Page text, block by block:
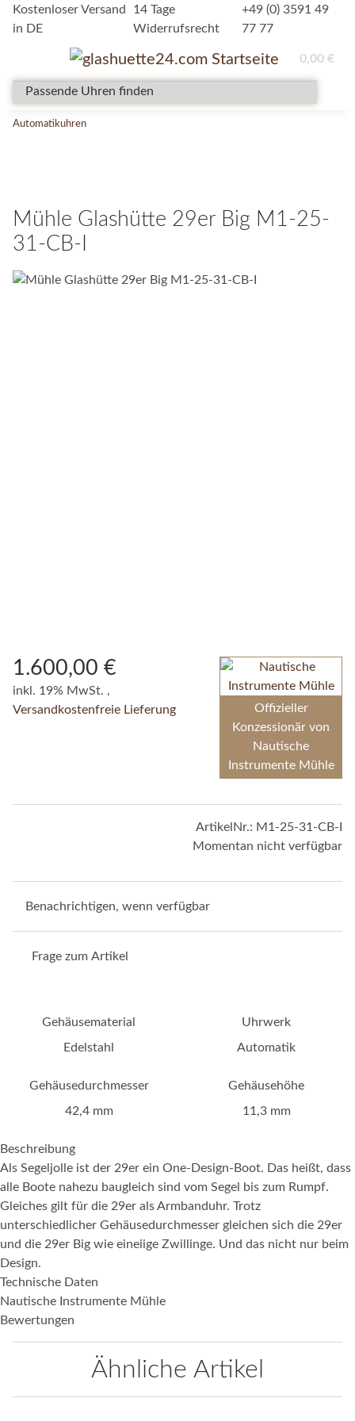
Kostenloser Versand
in DE
14 Tage
Widerrufsrecht
+49 (0) 3591 49
77 77
0,00 €
Automatikuhren
Mühle Glashütte 29er Big M1-25-
31-CB-I
1.600,00 €
inkl. 19% MwSt. ,
Versandkostenfreie Lieferung
Offizieller
Konzessionär von
Nautische
Instrumente Mühle
ArtikelNr.: M1-25-31-CB-I
Momentan nicht verfügbar
Benachrichtigen, wenn verfügbar
Frage zum Artikel
Gehäusematerial
Edelstahl
Uhrwerk
Automatik
Gehäusedurchmesser
42,4 mm
Gehäusehöhe
11,3 mm
Beschreibung
Als Segeljolle ist der 29er ein One-Design-Boot. Das heißt, dass
alle Boote nahezu baugleich sind vom Segel bis zum Rumpf.
Gleiches gilt für die 29er als Armbanduhr. Trotz
unterschiedlicher Gehäusedurchmesser gleichen sich die 29er
und die 29er Big wie eineiige Zwillinge. Und das nicht nur beim
Design.
Technische Daten
Nautische Instrumente Mühle
Bewertungen
Ähnliche Artikel